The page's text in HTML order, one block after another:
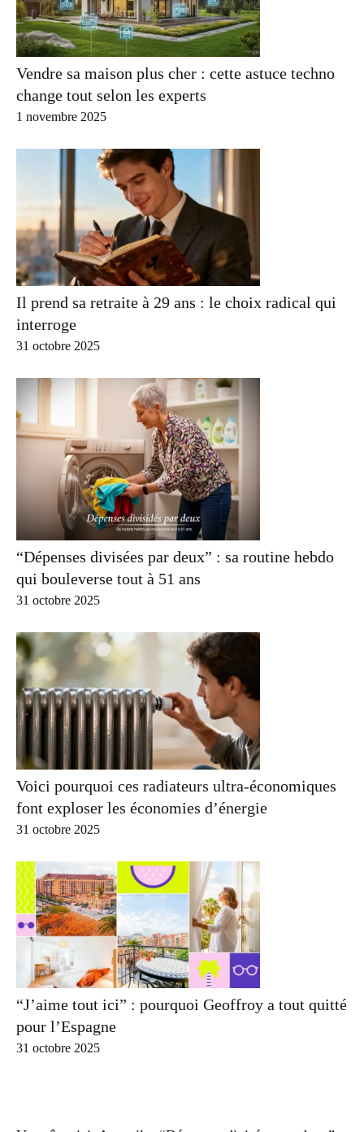
Vendre sa maison plus cher : cette astuce techno
change tout selon les experts
1 novembre 2025
Il prend sa retraite à 29 ans : le choix radical qui
interroge
31 octobre 2025
“Dépenses divisées par deux” : sa routine hebdo
qui bouleverse tout à 51 ans
31 octobre 2025
Voici pourquoi ces radiateurs ultra-économiques
font exploser les économies d’énergie
31 octobre 2025
“J’aime tout ici” : pourquoi Geoffroy a tout quitté
pour l’Espagne
31 octobre 2025